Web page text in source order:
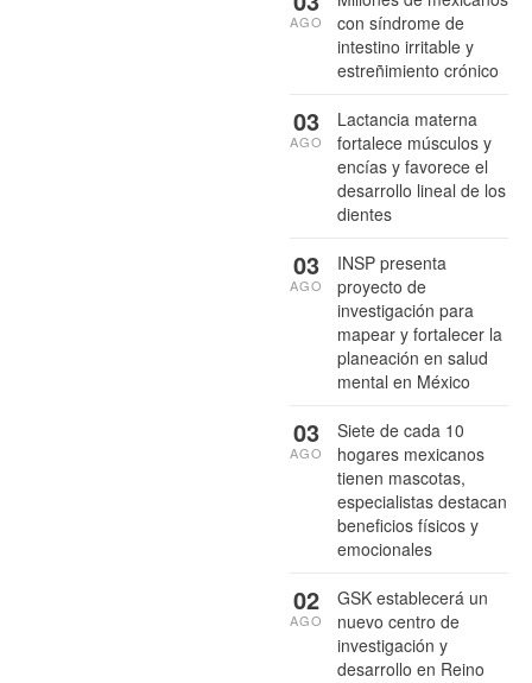
con síndrome de
intestino irritable y
estreñimiento crónico
AGO
Lactancia materna
fortalece músculos y
encías y favorece el
desarrollo lineal de los
dientes
03
AGO
INSP presenta
proyecto de
investigación para
mapear y fortalecer la
planeación en salud
mental en México
03
AGO
Siete de cada 10
hogares mexicanos
tienen mascotas,
especialistas destacan
beneficios físicos y
emocionales
03
AGO
GSK establecerá un
nuevo centro de
investigación y
desarrollo en Reino
02
AGO